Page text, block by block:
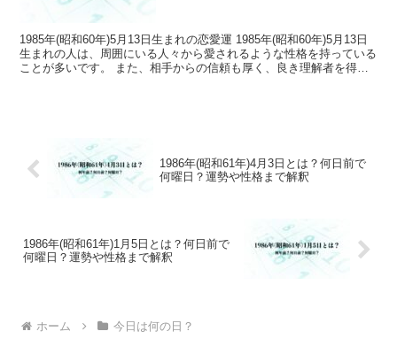
1985年(昭和60年)5月13日生まれの恋愛運 1985年(昭和60年)5月13日
生まれの人は、周囲にいる人々から愛されるような性格を持っている
ことが多いです。 また、相手からの信頼も厚く、良き理解者を得や
1986年(昭和61年)4月3日とは？何日前で
何曜日？運勢や性格まで解釈
1986年(昭和61年)1月5日とは？何日前で
何曜日？運勢や性格まで解釈
ホーム 今日は何の日？